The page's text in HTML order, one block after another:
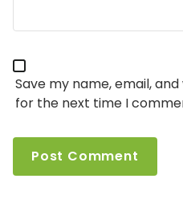
Save my name, email,
for the next time I